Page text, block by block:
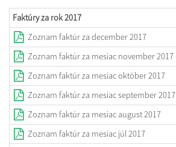
Faktúry za rok 2017
Zoznam faktúr za december 2017
Zoznam faktúr za mesiac november 2017
Zoznam faktúr za mesiac október 2017
Zoznam faktúr za mesiac september 2017
Zoznam faktúr za mesiac august 2017
Zoznam faktúr za mesiac júl 2017